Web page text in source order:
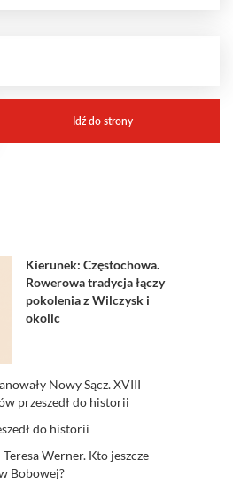
Kierunek: Częstochowa.
Rowerowa tradycja łączy
pokolenia z Wilczysk i
okolic
Nowy Sącz. XVIII
przeszedł do historii
do historii
Werner. Kto jeszcze
Bobowej?